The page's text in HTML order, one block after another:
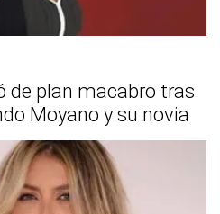
de plan macabro tras
Moyano y su novia